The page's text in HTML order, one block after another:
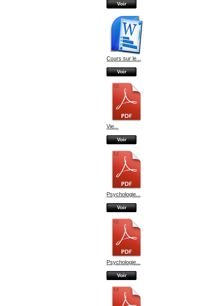
Voir
Cours sur le...
Voir
Vie...
Voir
Psychologie...
Voir
Psychologie...
Voir